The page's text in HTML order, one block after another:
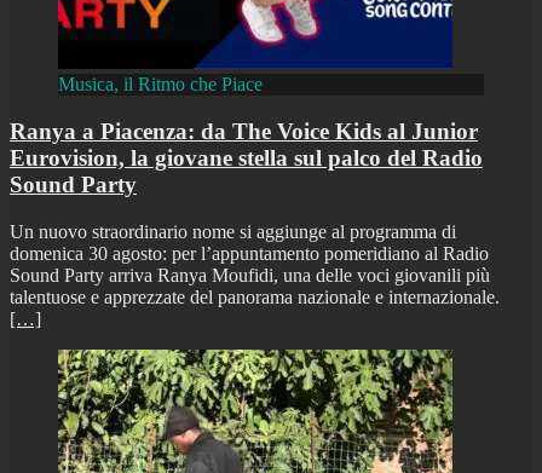
Musica, il Ritmo che Piace
Ranya a Piacenza: da The Voice Kids al Junior
Eurovision, la giovane stella sul palco del Radio
Sound Party
Un nuovo straordinario nome si aggiunge al programma di
domenica 30 agosto: per l’appuntamento pomeridiano al Radio
Sound Party arriva Ranya Moufidi, una delle voci giovanili più
talentuose e apprezzate del panorama nazionale e internazionale.
[…]